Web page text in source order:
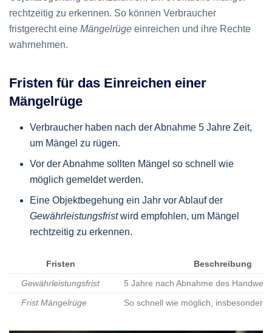
rechtzeitig zu erkennen. So können Verbraucher
fristgerecht eine Mängelrüge einreichen und ihre Rechte
wahrnehmen.
Fristen für das Einreichen einer
Mängelrüge
Verbraucher haben nach der Abnahme 5 Jahre Zeit,
um Mängel zu rügen.
Vor der Abnahme sollten Mängel so schnell wie
möglich gemeldet werden.
Eine Objektbegehung ein Jahr vor Ablauf der
Gewährleistungsfristwird empfohlen, um Mängel
rechtzeitig zu erkennen.
Fristen Beschreibung
Gewährleistungsfrist 5 Jahre nach Abnahme des
Frist Mängelrüge So schnell wie möglich, insbesondere